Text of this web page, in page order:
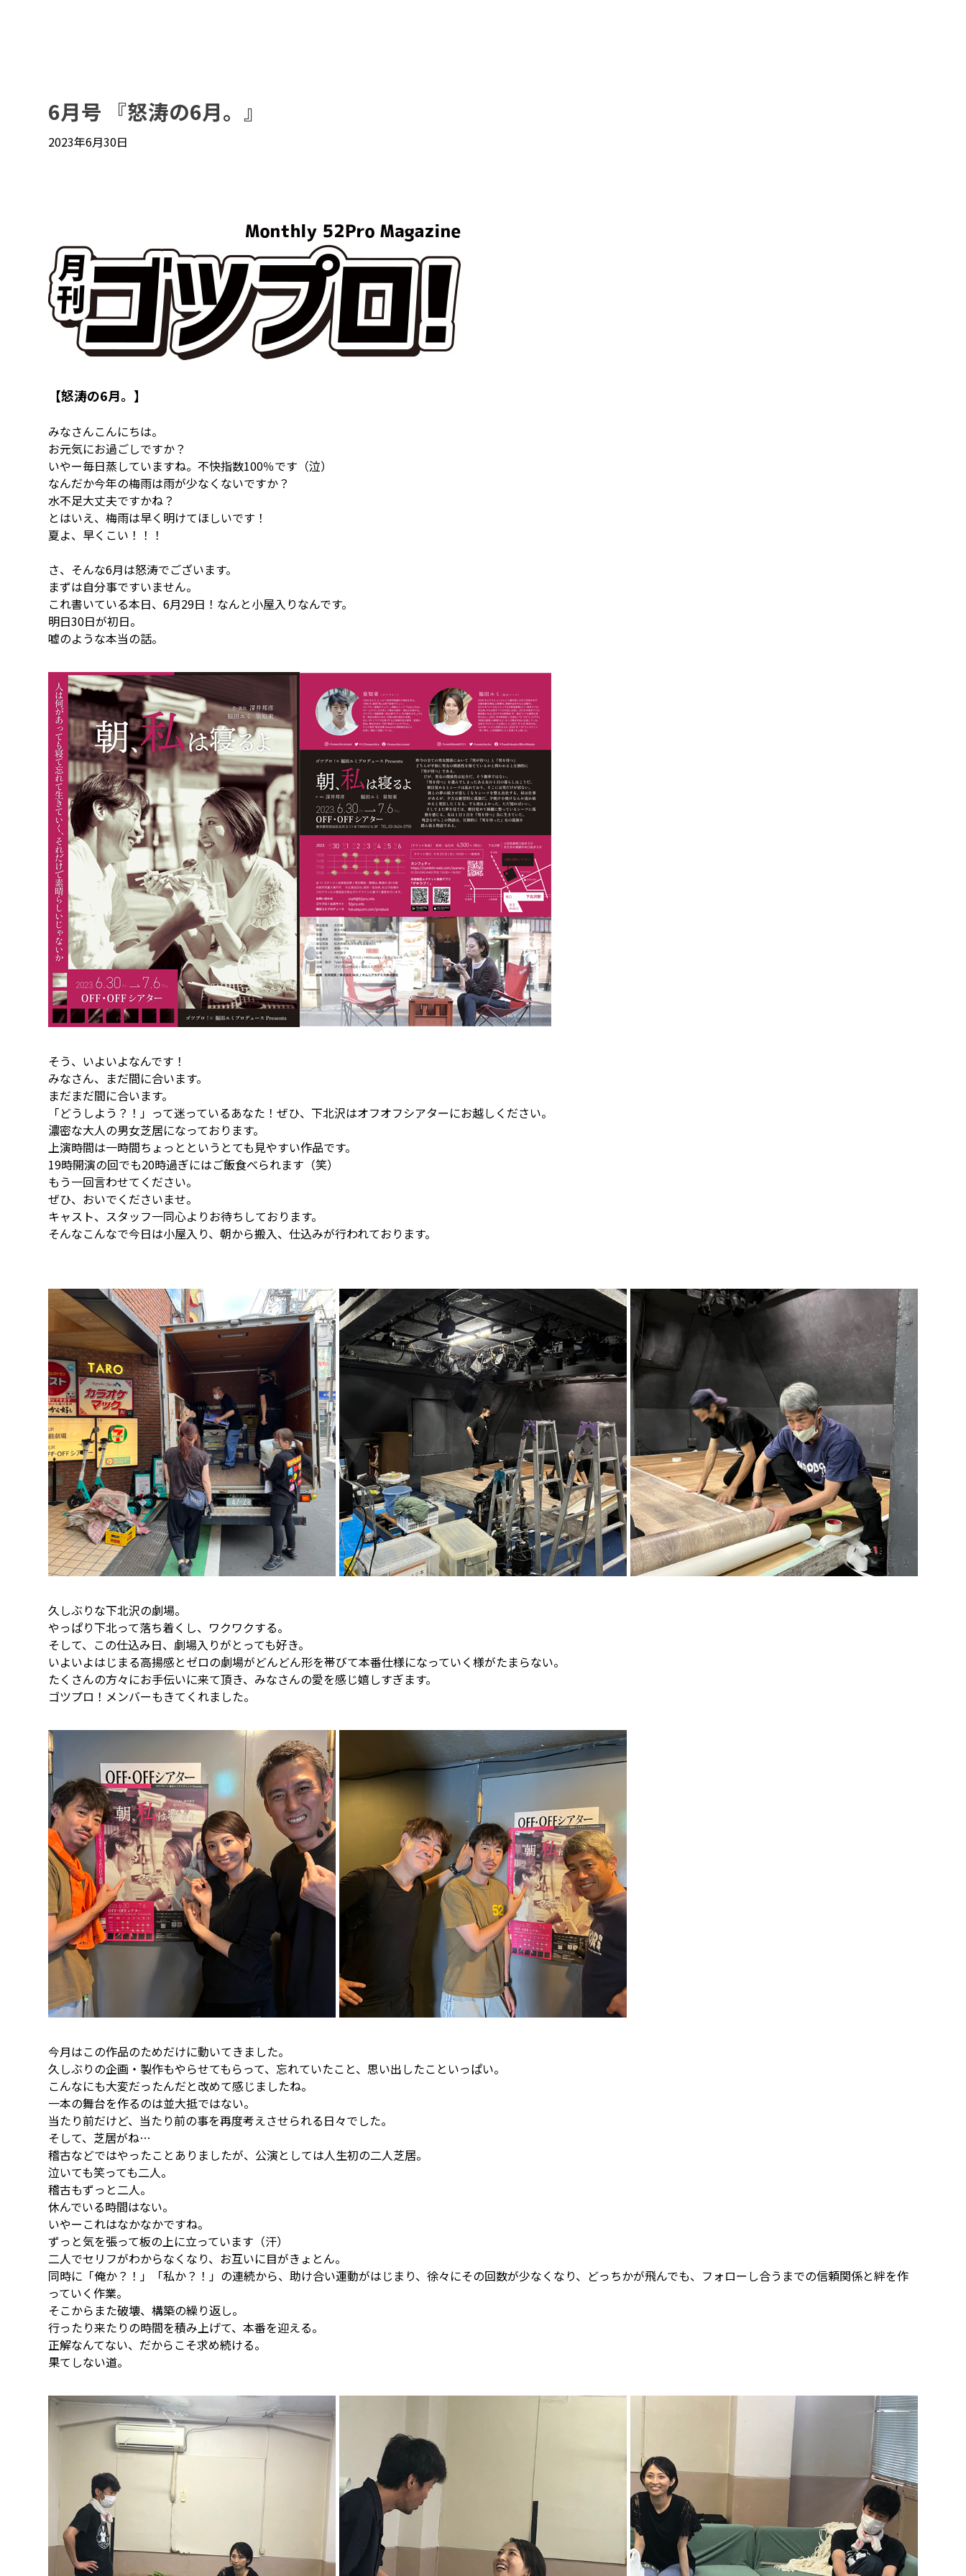
6月号 『怒涛の6月。』
2023年6月30日
【怒涛の6月。】
みなさんこんにちは。
お元気にお過ごしですか？
いやー毎日蒸していますね。不快指数100％です（泣）
なんだか今年の梅雨は雨が少なくないですか？
水不足大丈夫ですかね？
とはいえ、梅雨は早く明けてほしいです！
夏よ、早くこい！！！
さ、そんな6月は怒涛でございます。
まずは自分事ですいません。
これ書いている本日、6月29日！なんと小屋入りなんです。
明日30日が初日。
嘘のような本当の話。
そう、いよいよなんです！
みなさん、まだ間に合います。
まだまだ間に合います。
「どうしよう？！」って迷っているあなた！ぜひ、下北沢はオフオフシアターにお越しください。
濃密な大人の男女芝居になっております。
上演時間は一時間ちょっとというとても見やすい作品です。
19時開演の回でも20時過ぎにはご飯食べられます（笑）
もう一回言わせてください。
ぜひ、おいでくださいませ。
キャスト、スタッフ一同心よりお待ちしております。
そんなこんなで今日は小屋入り、朝から搬入、仕込みが行われております。
久しぶりな下北沢の劇場。
やっぱり下北って落ち着くし、ワクワクする。
そして、この仕込み日、劇場入りがとっても好き。
いよいよはじまる高揚感とゼロの劇場がどんどん形を帯びて本番仕様になっていく様がたまらない。
たくさんの方々にお手伝いに来て頂き、みなさんの愛を感じ嬉しすぎます。
ゴツプロ！メンバーもきてくれました。
今月はこの作品のためだけに動いてきました。
久しぶりの企画・製作もやらせてもらって、忘れていたこと、思い出したこといっぱい。
こんなにも大変だったんだと改めて感じましたね。
一本の舞台を作るのは並大抵ではない。
当たり前だけど、当たり前の事を再度考えさせられる日々でした。
そして、芝居がね…
稽古などではやったことありましたが、公演としては人生初の二人芝居。
泣いても笑っても二人。
稽古もずっと二人。
休んでいる時間はない。
いやーこれはなかなかですね。
ずっと気を張って板の上に立っています（汗）
二人でセリフがわからなくなり、お互いに目がきょとん。
同時に「俺か？！」「私か？！」の連続から、助け合い運動がはじまり、徐々にその回数が少なくなり、どっちかが飛んでも、フォローし合うまでの信頼関係と絆を作
っていく作業。
そこからまた破壊、構築の繰り返し。
行ったり来たりの時間を積み上げて、本番を迎える。
正解なんてない、だからこそ求め続ける。
果てしない道。